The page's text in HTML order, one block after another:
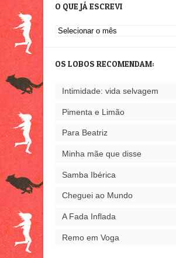
O QUE JÁ ESCREVI
O
escrevi
OS LOBOS RECOMENDAM:
Intimidade: vida selvagem
Pimenta e Limão
Para Beatriz
Minha mãe que disse
Samba Ibérica
Cheguei ao Mundo
A Fada Inflada
Remo em Voga